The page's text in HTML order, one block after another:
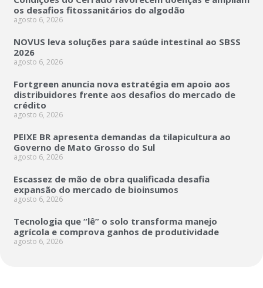
os desafios fitossanitários do algodão
agosto 6, 2026
NOVUS leva soluções para saúde intestinal ao SBSS
2026
agosto 6, 2026
Fortgreen anuncia nova estratégia em apoio aos
distribuidores frente aos desafios do mercado de
crédito
agosto 6, 2026
PEIXE BR apresenta demandas da tilapicultura ao
Governo de Mato Grosso do Sul
agosto 6, 2026
Escassez de mão de obra qualificada desafia
expansão do mercado de bioinsumos
agosto 6, 2026
Tecnologia que “lê” o solo transforma manejo
agrícola e comprova ganhos de produtividade
agosto 6, 2026